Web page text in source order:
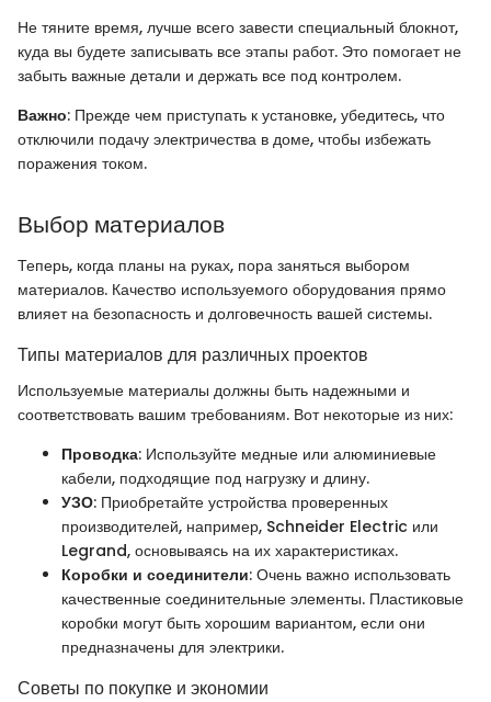
Не тяните время, лучше всего завести специальный блокнот,
куда вы будете записывать все этапы работ. Это помогает не
забыть важные детали и держать все под контролем.
Важно: Прежде чем приступать к установке, убедитесь, что
отключили подачу электричества в доме, чтобы избежать
поражения током.
Выбор материалов
Теперь, когда планы на руках, пора заняться выбором
материалов. Качество используемого оборудования прямо
влияет на безопасность и долговечность вашей системы.
Типы материалов для различных проектов
Используемые материалы должны быть надежными и
соответствовать вашим требованиям. Вот некоторые из них:
Проводка: Используйте медные или алюминиевые
кабели, подходящие под нагрузку и длину.
УЗО: Приобретайте устройства проверенных
производителей, например, Schneider Electric или
Legrand, основываясь на их характеристиках.
Коробки и соединители: Очень важно использовать
качественные соединительные элементы. Пластиковые
коробки могут быть хорошим вариантом, если они
предназначены для электрики.
Советы по покупке и экономии